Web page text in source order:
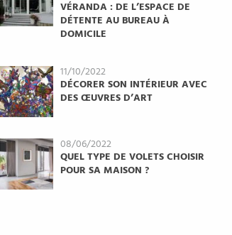
VÉRANDA : DE L’ESPACE DE
DÉTENTE AU BUREAU À
DOMICILE
11/10/2022
DÉCORER SON INTÉRIEUR AVEC
DES ŒUVRES D’ART
08/06/2022
QUEL TYPE DE VOLETS CHOISIR
POUR SA MAISON ?